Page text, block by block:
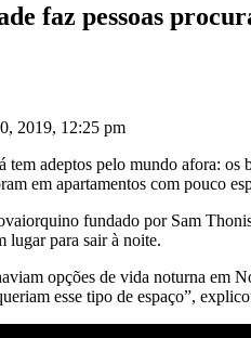
faz pessoas
2019, 12:25 pm
tem adeptos pelo mundo afora:
em apartamentos com pouco
fundado por Sam
lugar para sair à noite.
opções de vida noturna em
esse tipo de espaço”,